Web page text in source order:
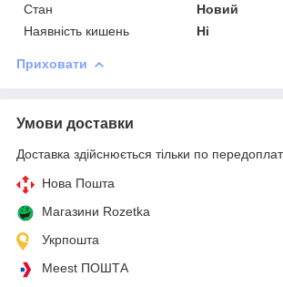
Стан
Новий
Наявність кишень
Ні
Приховати
Умови доставки
Доставка здійснюється тільки по
Нова Пошта
Магазини Rozetka
Укрпошта
Meest ПОШТА